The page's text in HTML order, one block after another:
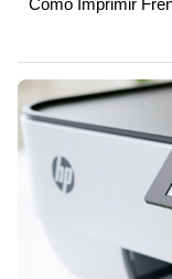
Como Imprimir